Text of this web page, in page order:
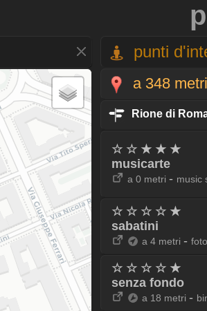
punti
a 348
Rione di
☆ ☆ ★ ★ ★
musicarte
a 0 metri - music
☆ ☆ ☆ ☆ ★
sabatini
a 4 metri -
☆ ☆ ☆ ☆ ★
senza fondo
a 18 metri -